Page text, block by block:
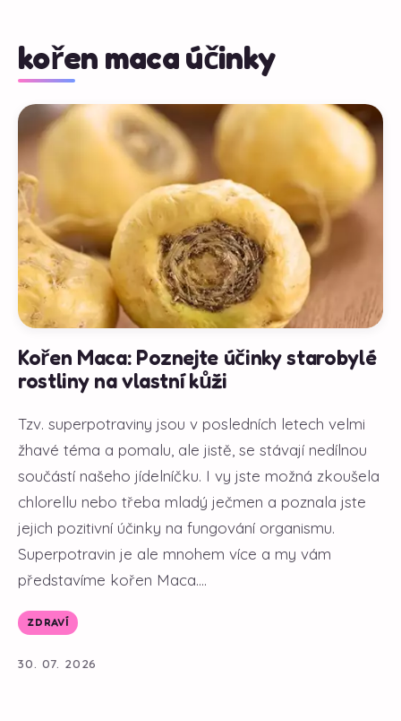
kořen maca účinky
Kořen Maca: Poznejte účinky starobylé
rostliny na vlastní kůži
Tzv. superpotraviny jsou v posledních letech velmi
žhavé téma a pomalu, ale jistě, se stávají nedílnou
součástí našeho jídelníčku. I vy jste možná zkoušela
chlorellu nebo třeba mladý ječmen a poznala jste
jejich pozitivní účinky na fungování organismu.
Superpotravin je ale mnohem více a my vám
představíme kořen Maca....
ZDRAVÍ
30. 07. 2026